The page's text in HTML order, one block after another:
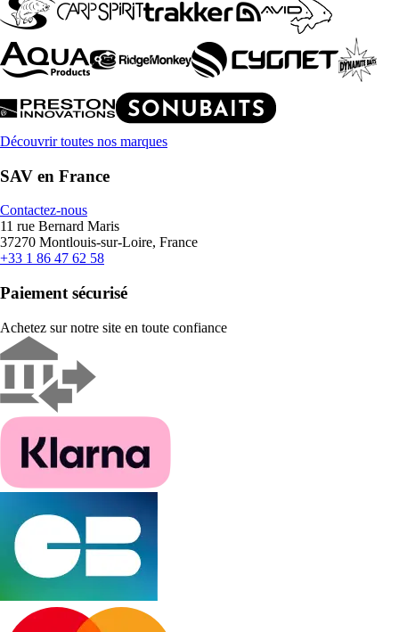
Découvrir toutes nos marques
SAV en France
Contactez-nous
11 rue Bernard Maris
37270 Montlouis-sur-Loire, France
+33 1 86 47 62 58
Paiement sécurisé
Achetez sur notre site en toute confiance